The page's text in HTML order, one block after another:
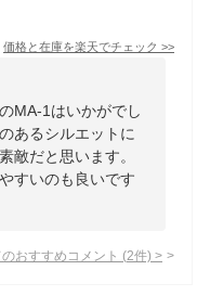
価格と在庫を楽天でチェック >>
MA-1はいかがでし
あるシルエットに
敵だと思います。
すいのも良いです
おすすめコメント (2件) >